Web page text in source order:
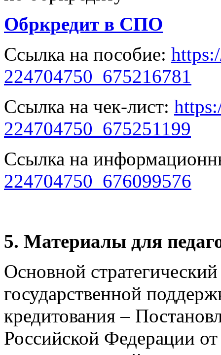
Обркредит в СПО
Ссылка на пособие:
224704750_675216781
Ссылка на чек-лист:
224704750_675251199
Ссылка на
224704750_676099576
5. Материалы для
Основной
государственной
кредитования –
Российской Федерации